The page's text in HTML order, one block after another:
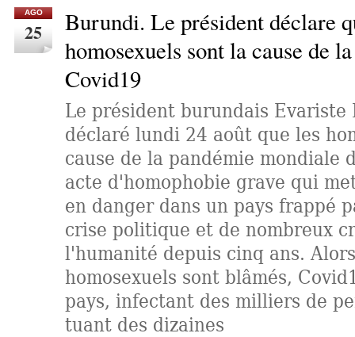
AGO
25
Burundi. Le président déclare
homosexuels sont la cause de
Covid19
Le président burundais Evariste
déclaré lundi 24 août que les
cause de la pandémie mondiale
acte d'homophobie grave qui
en danger dans un pays frappé
crise politique et de nombreux
l'humanité depuis cinq ans.
homosexuels sont blâmés,
pays, infectant des milliers de
tuant des dizaines